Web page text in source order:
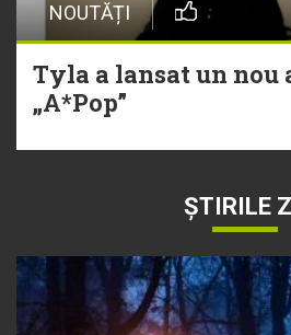
NOUTĂȚI
Tyla a lansat un nou
„A*Pop”
ȘTIRILE